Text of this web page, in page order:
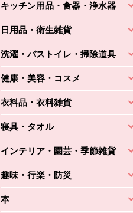
キッチン用品・食器・浄水器
日用品・衛生雑貨
洗濯・バストイレ・掃除道具
健康・美容・コスメ
衣料品・衣料雑貨
寝具・タオル
インテリア・園芸・季節雑貨
趣味・行楽・防災
本